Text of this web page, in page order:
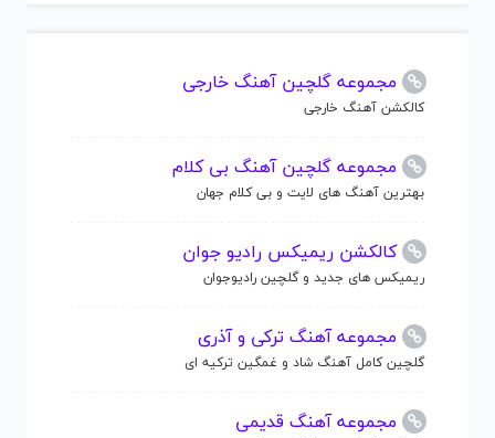
مجموعه گلچین آهنگ خارجی
کالکشن آهنگ خارجی
مجموعه گلچین آهنگ بی کلام
بهترین آهنگ های لایت و بی کلام جهان
کالکشن ریمیکس رادیو جوان
ریمیکس های جدید و گلچین رادیوجوان
مجموعه آهنگ ترکی و آذری
گلچین کامل آهنگ شاد و غمگین ترکیه ای
مجموعه آهنگ قدیمی